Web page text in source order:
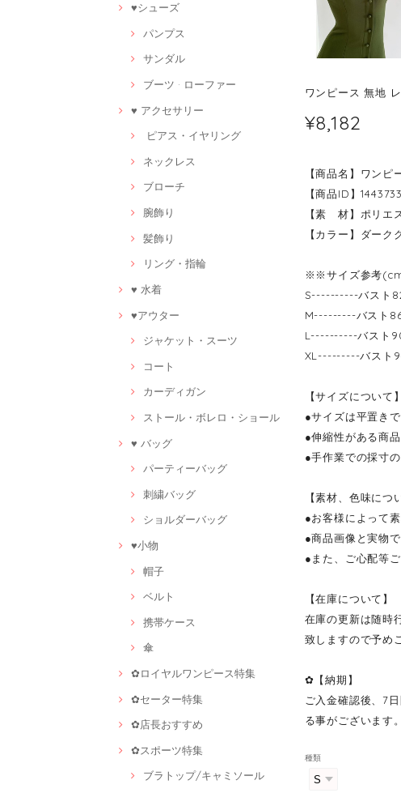
♥シューズ
パンプス
サンダル
ブーツ · ローファー
♥ アクセサリー
ピアス・イヤリング
ネックレス
ブローチ
腕飾り
髪飾り
リング・指輪
♥ 水着
♥アウター
ジャケット・スーツ
コート
カーディガン
ストール・ボレロ・ショール
♥ バッグ
パーティーバッグ
刺繍バッグ
ショルダーバッグ
♥小物
帽子
ベルト
携帯ケース
傘
✿ロイヤルワンピース特集
✿セーター特集
✿店長おすすめ
✿スポーツ特集
ブラトップ/キャミソール
ワンピース 無地
¥8,182
【商品名】ワンピ
【商品ID】
【素 材】ポリエ
【カラー】ダーク
※※サイズ参考
S----------バスト
M---------バスト
L----------バスト
XL---------バスト
【サイズについて】
●サイズは平置き
●伸縮性がある商
●手作業での採寸
【素材、色味につ
●お客様によって
●商品画像と実物
●また、ご心配等
【在庫について】
在庫の更新は随時
致しますので予め
✿【納期】
ご入金確認後、7
る事がございます
種類